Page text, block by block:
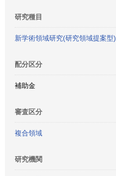
研究種目
新学術領域研究(研究領域提案型)
配分区分
補助金
審査区分
複合領域
研究機関